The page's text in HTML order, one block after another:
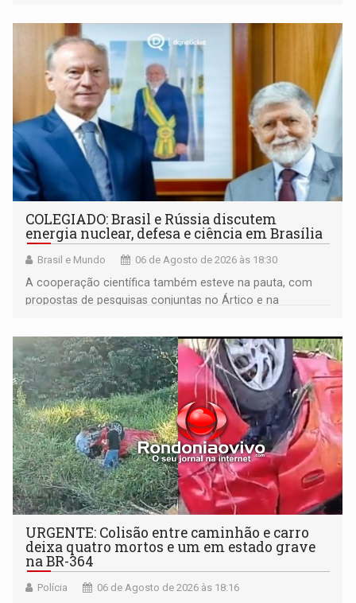
COLEGIADO: Brasil e Rússia discutem
energia nuclear, defesa e ciência em Brasília
Brasil e Mundo 06 de Agosto de 2026 às 18:30
A cooperação científica também esteve na pauta, com
propostas de pesquisas conjuntas no Ártico e na
URGENTE: Colisão entre caminhão e carro
deixa quatro mortos e um em estado grave
na BR-364
Polícia 06 de Agosto de 2026 às 18:16